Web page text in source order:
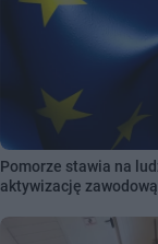
Pomorze stawia na
aktywizację